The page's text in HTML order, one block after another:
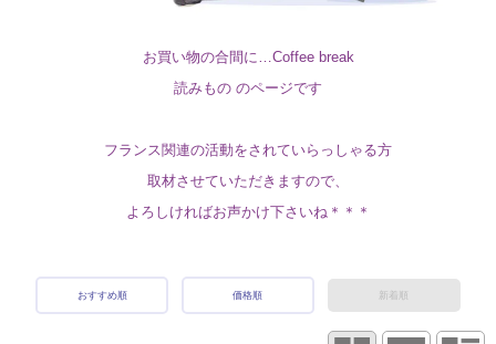
お買い物の合間に…Coffee break
読みもの のページです
フランス関連の活動をされていらっしゃる方
取材させていただきますので、
よろしければお声かけ下さいね＊＊＊
おすすめ順 価格順 新着順